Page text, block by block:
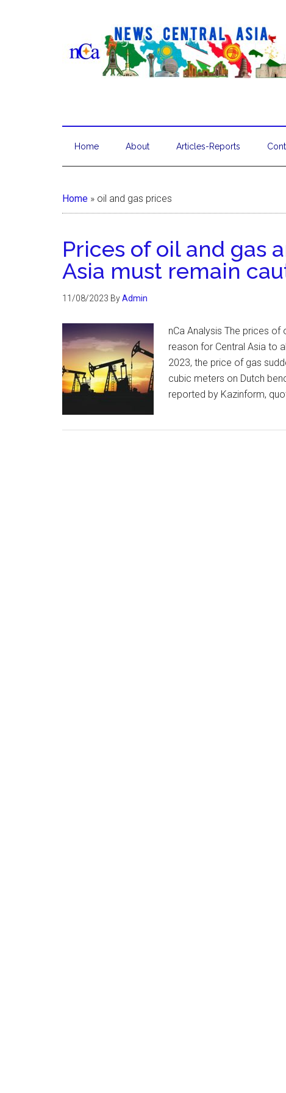
Home About Articles-Reports
Home » oil and gas prices
Prices of oil and gas
Asia must remain
11/08/2023 ByAdmin
nCa Analysis The prices
reason for Central Asia to
2023, the price of gas
cubic meters on Dutch
reported by Kazinform,